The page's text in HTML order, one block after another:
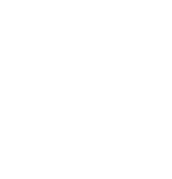
Çözümü 20KW-50KW
Fiyatı...
Isı...
iyon Batarya...